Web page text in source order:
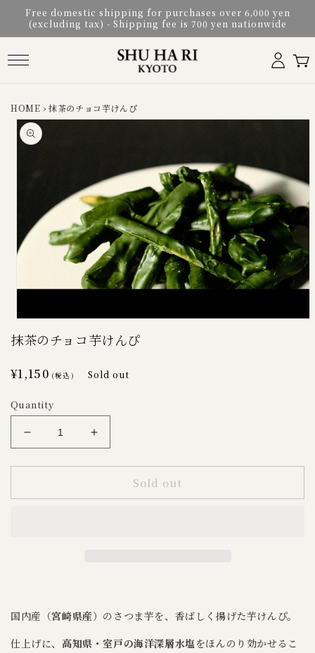
Skip to
content
Free domestic shipping for purchases over 6,000 yen
(excluding tax) - Shipping fee is 700 yen nationwide
Log
in
Cart
HOME › 抹茶のチョコ芋けんぴ
Skip to
product
information
media
1
抹茶のチョコ芋けんぴ
Regular
¥1,150 (税込) Sold out
Quantity
Decrease
quantity
for
茶
ん
ぴ
Increase
quantity
for
茶
ん
Sold out
国内産（宮崎県産）のさつま芋を、香ばしく揚げた芋けんぴ。
仕上げに、 高知県・室戸の海洋深層水塩をほんのり効かせるこ